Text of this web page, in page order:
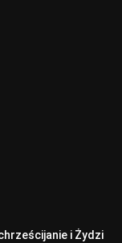
i Żydzi